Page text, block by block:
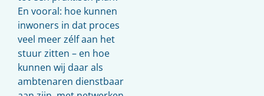
En vooral: hoe kunnen
inwoners in dat proces
veel meer zélf aan het
stuur zitten – en hoe
kunnen wij daar als
ambtenaren dienstbaar